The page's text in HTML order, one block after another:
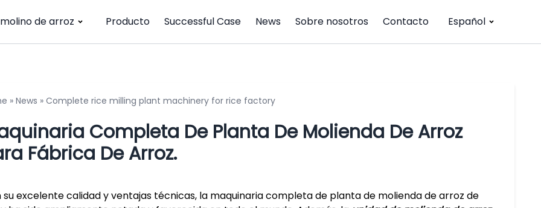
de arroz Producto Successful Case News Sobre nosotros Contacto Español
» News » Complete rice milling plant machinery for rice factory
Completa De Planta De Molienda De Arroz
Fábrica De Arroz.
su excelente calidad y ventajas técnicas, la maquinaria completa de planta de molienda de arroz de